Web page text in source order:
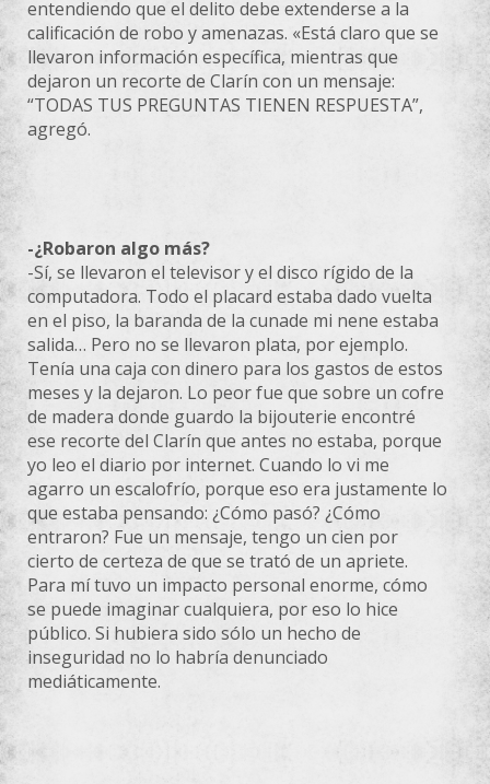
entendiendo que el delito debe extenderse a la
calificación de robo y amenazas. «Está claro que se
llevaron información específica, mientras que
dejaron un recorte de Clarín con un mensaje:
“TODAS TUS PREGUNTAS TIENEN RESPUESTA”,
agregó.
-¿Robaron algo más?
-Sí, se llevaron el televisor y el disco rígido de la
computadora. Todo el placard estaba dado vuelta
en el piso, la baranda de la cunade mi nene estaba
salida… Pero no se llevaron plata, por ejemplo.
Tenía una caja con dinero para los gastos de estos
meses y la dejaron. Lo peor fue que sobre un cofre
de madera donde guardo la bijouterie encontré
ese recorte del Clarín que antes no estaba, porque
yo leo el diario por internet. Cuando lo vi me
agarro un escalofrío, porque eso era justamente lo
que estaba pensando: ¿Cómo pasó? ¿Cómo
entraron? Fue un mensaje, tengo un cien por
cierto de certeza de que se trató de un apriete.
Para mí tuvo un impacto personal enorme, cómo
se puede imaginar cualquiera, por eso lo hice
público. Si hubiera sido sólo un hecho de
inseguridad no lo habría denunciado
mediáticamente.